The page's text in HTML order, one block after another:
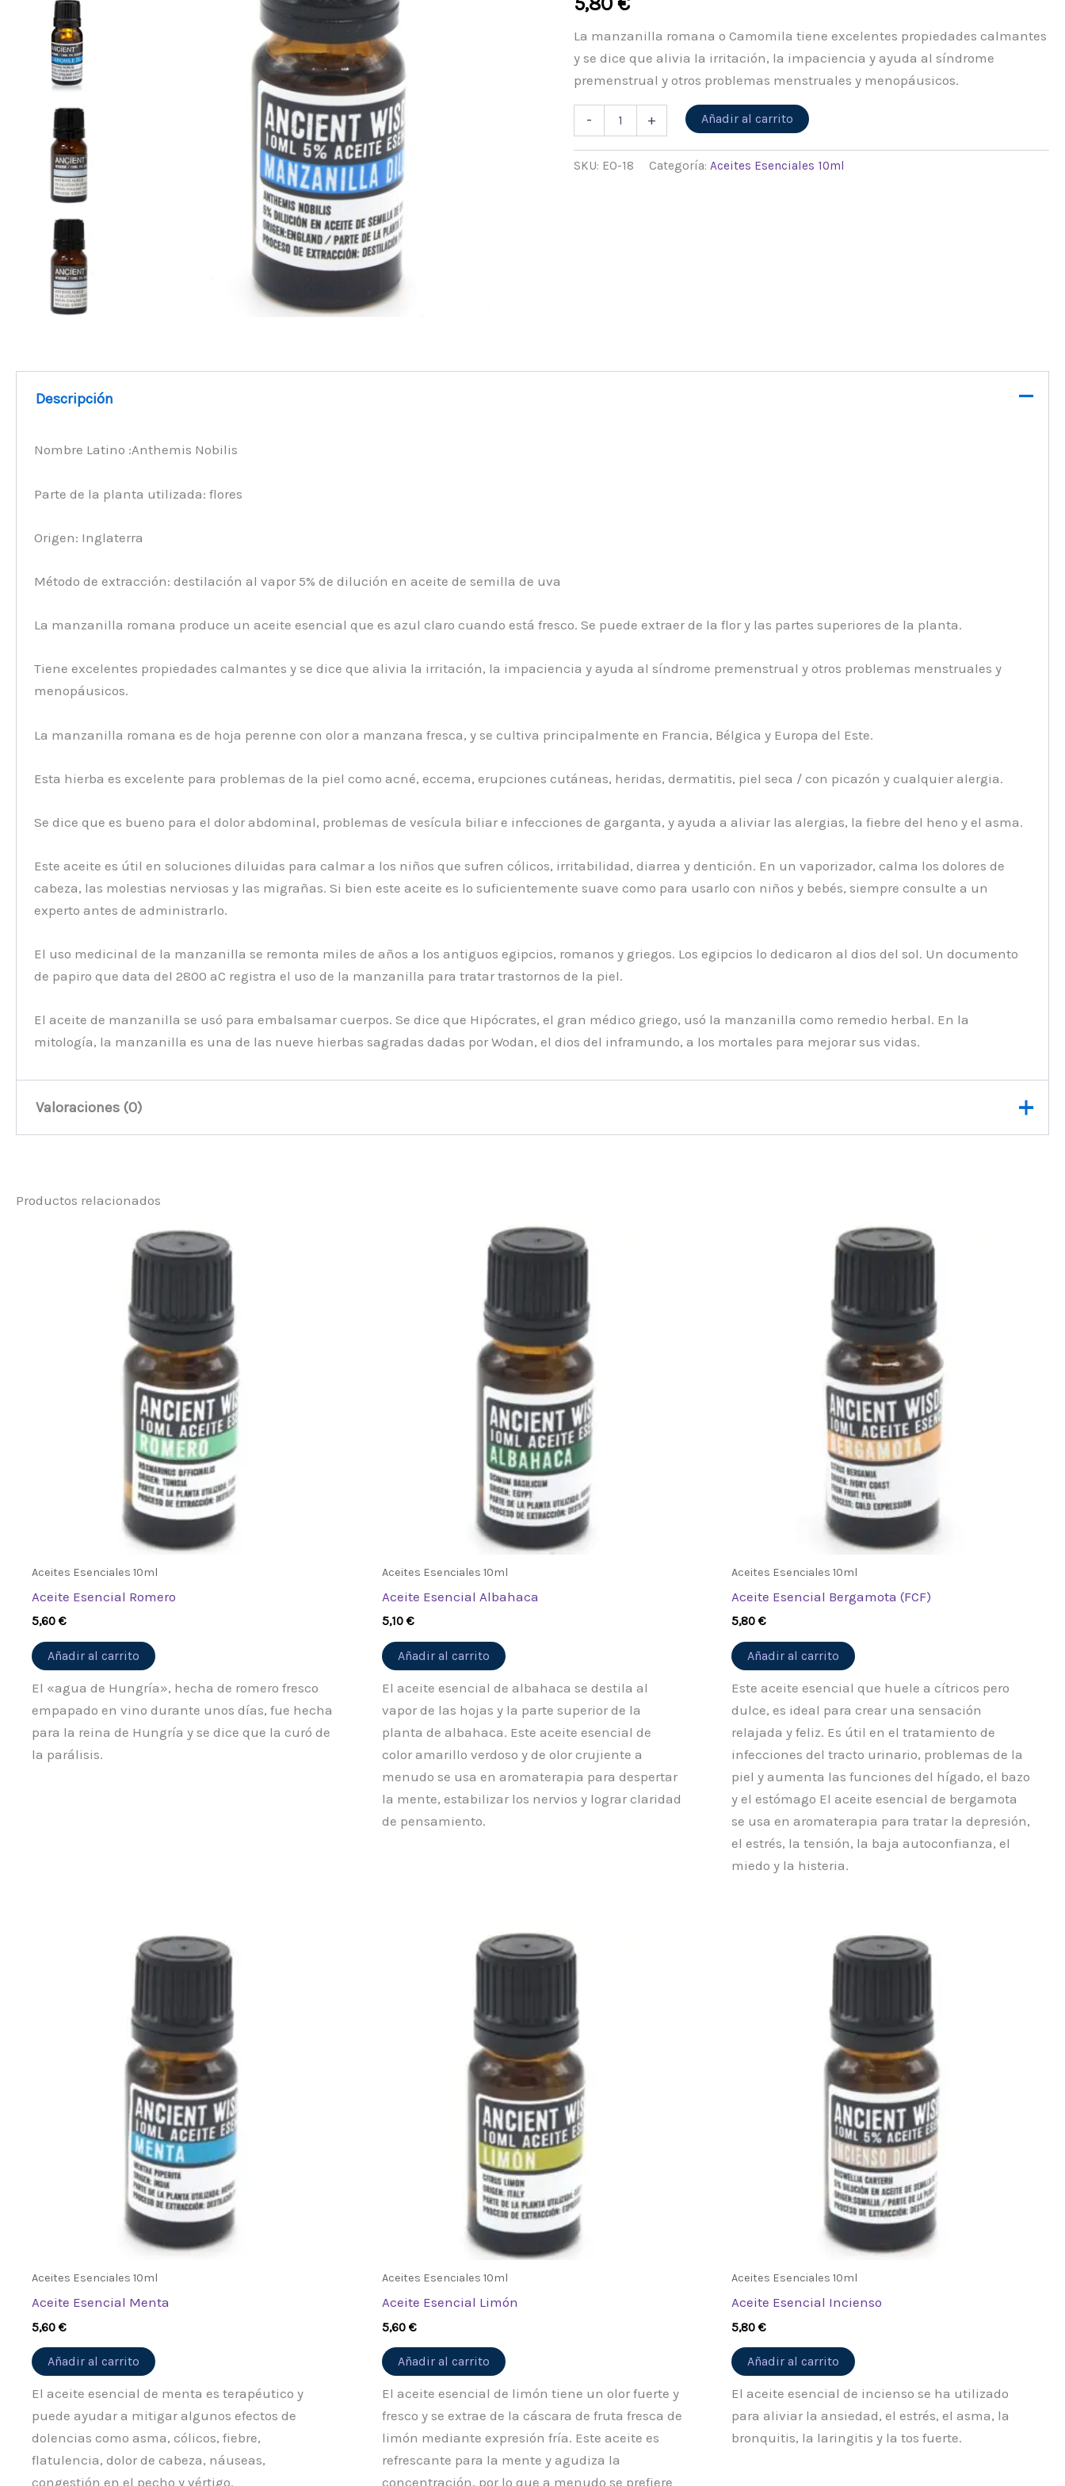
La manzanilla romana o Camomila tiene excelentes propiedades calmantes
y se dice que alivia la irritación, la impaciencia y ayuda al síndrome
premenstrual y otros problemas menstruales y menopáusicos.
- + Añadir al carrito
SKU: EO-18 Categoría:Aceites Esenciales 10ml
Descripción
Nombre Latino :Anthemis Nobilis
Parte de la planta utilizada: flores
Origen: Inglaterra
Método de extracción: destilación al vapor 5% de dilución en aceite de semilla de uva
La manzanilla romana produce un aceite esencial que es azul claro cuando está fresco. Se puede extraer de la flor y las partes superiores de la planta.
Tiene excelentes propiedades calmantes y se dice que alivia la irritación, la impaciencia y ayuda al síndrome premenstrual y otros problemas menstruales y
menopáusicos.
La manzanilla romana es de hoja perenne con olor a manzana fresca, y se cultiva principalmente en Francia, Bélgica y Europa del Este.
Esta hierba es excelente para problemas de la piel como acné, eccema, erupciones cutáneas, heridas, dermatitis, piel seca / con picazón y cualquier alergia.
Se dice que es bueno para el dolor abdominal, problemas de vesícula biliar e infecciones de garganta, y ayuda a aliviar las alergias, la fiebre del heno y el asma.
Este aceite es útil en soluciones diluidas para calmar a los niños que sufren cólicos, irritabilidad, diarrea y dentición. En un vaporizador, calma los dolores de
cabeza, las molestias nerviosas y las migrañas. Si bien este aceite es lo suficientemente suave como para usarlo con niños y bebés, siempre consulte a un
experto antes de administrarlo.
El uso medicinal de la manzanilla se remonta miles de años a los antiguos egipcios, romanos y griegos. Los egipcios lo dedicaron al dios del sol. Un documento
de papiro que data del 2800 aC registra el uso de la manzanilla para tratar trastornos de la piel.
El aceite de manzanilla se usó para embalsamar cuerpos. Se dice que Hipócrates, el gran médico griego, usó la manzanilla como remedio herbal. En la
mitología, la manzanilla es una de las nueve hierbas sagradas dadas por Wodan, el dios del inframundo, a los mortales para mejorar sus vidas.
Valoraciones (0)
Sé el primero en valorar “Aceite Esencial Camomila Diluido”
accederpara publicar una valoración.
Productos relacionados
Aceites Esenciales 10ml
Aceite Esencial Romero
5,60€
Añadir al carrito
El «agua de Hungría», hecha de romero fresco
empapado en vino durante unos días, fue hecha
para la reina de Hungría y se dice que la curó de
la parálisis.
Aceites Esenciales 10ml
Aceite Esencial Albahaca
5,10 €
Añadir al carrito
El aceite esencial de albahaca se destila al
vapor de las hojas y la parte superior de la
planta de albahaca. Este aceite esencial de
color amarillo verdoso y de olor crujiente a
menudo se usa en aromaterapia para despertar
la mente, estabilizar los nervios y lograr claridad
de pensamiento.
Aceites Esenciales 10ml
Aceite Esencial Bergamota (FCF)
5,80€
Añadir al carrito
Este aceite esencial que huele a cítricos pero
dulce, es ideal para crear una sensación
relajada y feliz. Es útil en el tratamiento de
infecciones del tracto urinario, problemas de la
piel y aumenta las funciones del hígado, el bazo
y el estómago El aceite esencial de bergamota
se usa en aromaterapia para tratar la depresión,
el estrés, la tensión, la baja autoconfianza, el
miedo y la histeria.
Aceites Esenciales 10ml
Aceite Esencial Menta
5,60€
Añadir al carrito
El aceite esencial de menta es terapéutico y
puede ayudar a mitigar algunos efectos de
dolencias como asma, cólicos, fiebre,
flatulencia, dolor de cabeza, náuseas,
congestión en el pecho y vértigo.
Aceites Esenciales 10ml
Aceite Esencial Limón
5,60 €
Añadir al carrito
El aceite esencial de limón tiene un olor fuerte y
fresco y se extrae de la cáscara de fruta fresca de
limón mediante expresión fría. Este aceite es
refrescante para la mente y agudiza la
concentración, por lo que a menudo se prefiere
Aceites Esenciales 10ml
Aceite Esencial Incienso
5,80€
Añadir al carrito
El aceite esencial de incienso se ha utilizado
para aliviar la ansiedad, el estrés, el asma, la
bronquitis, la laringitis y la tos fuerte.